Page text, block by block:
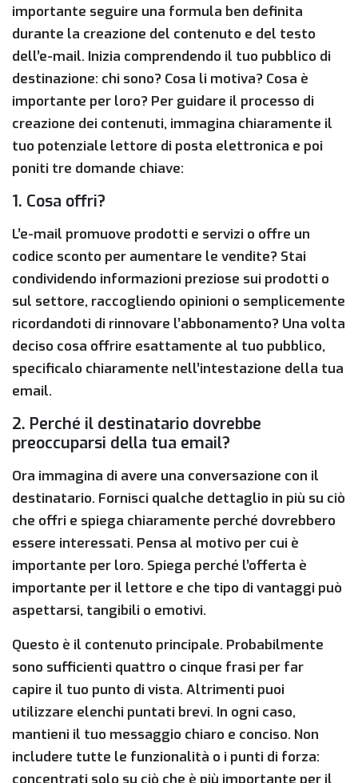
importante seguire una formula ben definita
durante la creazione del contenuto e del testo
dell’e-mail. Inizia comprendendo il tuo pubblico di
destinazione: chi sono? Cosa li motiva? Cosa è
importante per loro? Per guidare il processo di
creazione dei contenuti, immagina chiaramente il
tuo potenziale lettore di posta elettronica e poi
poniti tre domande chiave:
1. Cosa offri?
L’e-mail promuove prodotti e servizi o offre un
codice sconto per aumentare le vendite? Stai
condividendo informazioni preziose sui prodotti o
sul settore, raccogliendo opinioni o semplicemente
ricordandoti di rinnovare l’abbonamento? Una volta
deciso cosa offrire esattamente al tuo pubblico,
specificalo chiaramente nell’intestazione della tua
email.
2. Perché il destinatario dovrebbe
preoccuparsi della tua email?
Ora immagina di avere una conversazione con il
destinatario. Fornisci qualche dettaglio in più su ciò
che offri e spiega chiaramente perché dovrebbero
essere interessati. Pensa al motivo per cui è
importante per loro. Spiega perché l’offerta è
importante per il lettore e che tipo di vantaggi può
aspettarsi, tangibili o emotivi.
Questo è il contenuto principale. Probabilmente
sono sufficienti quattro o cinque frasi per far
capire il tuo punto di vista. Altrimenti puoi
utilizzare elenchi puntati brevi. In ogni caso,
mantieni il tuo messaggio chiaro e conciso. Non
includere tutte le funzionalità o i punti di forza: